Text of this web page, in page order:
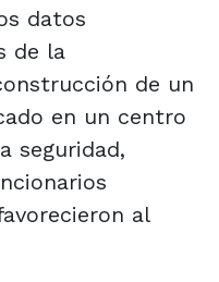
datos
de la
de un
en un centro
seguridad,
al